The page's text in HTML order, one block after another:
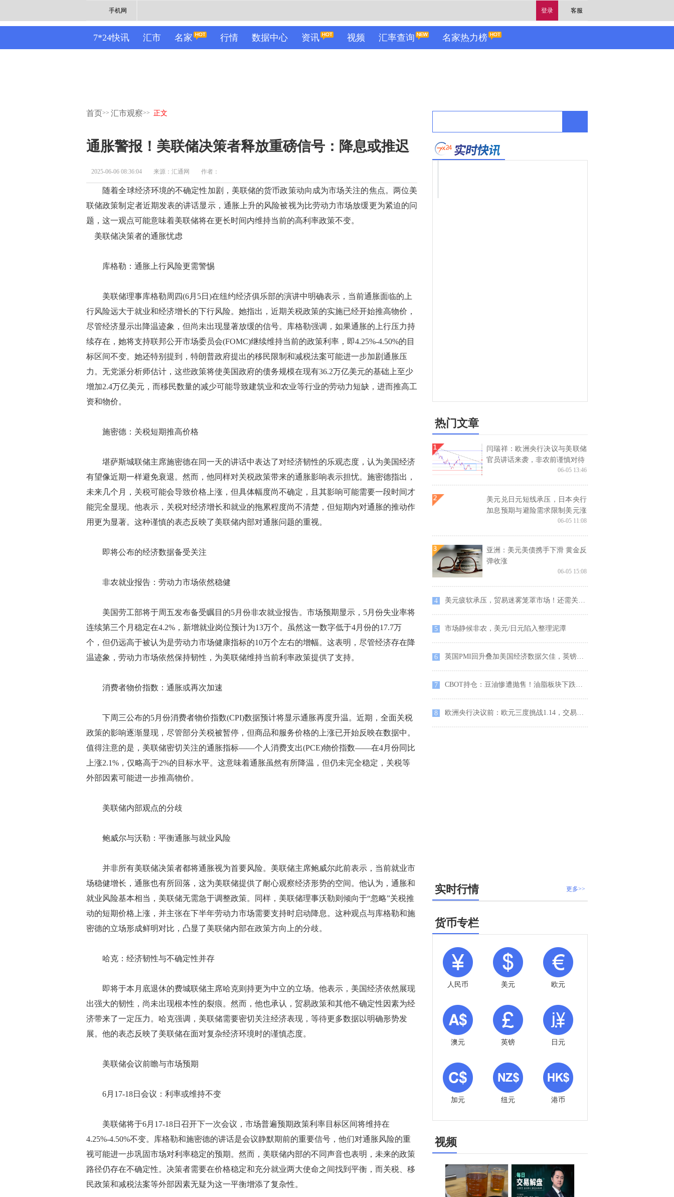
登录 客服
手机网
7*24快讯 汇市 名家 行情 数据中心 资讯 视频 汇率查询 名家热力榜
首页>> 汇市观察>> 正文
通胀警报！美联储决策者释放重磅信号：降息或推迟
2025-06-06 08:36:04 来源：汇通网 作者：
随着全球经济环境的不确定性加剧，美联储的货币政策动向成为市场关注的焦点。两位美
联储政策制定者近期发表的讲话显示，通胀上升的风险被视为比劳动力市场放缓更为紧迫的问
题，这一观点可能意味着美联储将在更长时间内维持当前的高利率政策不变。
美联储决策者的通胀忧虑
库格勒：通胀上行风险更需警惕
美联储理事库格勒周四(6月5日)在纽约经济俱乐部的演讲中明确表示，当前通胀面临的上
行风险远大于就业和经济增长的下行风险。她指出，近期关税政策的实施已经开始推高物价，
尽管经济显示出降温迹象，但尚未出现显著放缓的信号。库格勒强调，如果通胀的上行压力持
续存在，她将支持联邦公开市场委员会(FOMC)继续维持当前的政策利率，即4.25%-4.50%的目
标区间不变。她还特别提到，特朗普政府提出的移民限制和减税法案可能进一步加剧通胀压
力。无党派分析师估计，这些政策将使美国政府的债务规模在现有36.2万亿美元的基础上至少
增加2.4万亿美元，而移民数量的减少可能导致建筑业和农业等行业的劳动力短缺，进而推高工
资和物价。
施密德：关税短期推高价格
堪萨斯城联储主席施密德在同一天的讲话中表达了对经济韧性的乐观态度，认为美国经济
有望像近期一样避免衰退。然而，他同样对关税政策带来的通胀影响表示担忧。施密德指出，
未来几个月，关税可能会导致价格上涨，但具体幅度尚不确定，且其影响可能需要一段时间才
能完全显现。他表示，关税对经济增长和就业的拖累程度尚不清楚，但短期内对通胀的推动作
用更为显著。这种谨慎的表态反映了美联储内部对通胀问题的重视。
即将公布的经济数据备受关注
非农就业报告：劳动力市场依然稳健
美国劳工部将于周五发布备受瞩目的5月份非农就业报告。市场预期显示，5月份失业率将
连续第三个月稳定在4.2%，新增就业岗位预计为13万个。虽然这一数字低于4月份的17.7万
个，但仍远高于被认为是劳动力市场健康指标的10万个左右的增幅。这表明，尽管经济存在降
温迹象，劳动力市场依然保持韧性，为美联储维持当前利率政策提供了支持。
消费者物价指数：通胀或再次加速
下周三公布的5月份消费者物价指数(CPI)数据预计将显示通胀再度升温。近期，全面关税
政策的影响逐渐显现，尽管部分关税被暂停，但商品和服务价格的上涨已开始反映在数据中。
值得注意的是，美联储密切关注的通胀指标——个人消费支出(PCE)物价指数——在4月份同比
上涨2.1%，仅略高于2%的目标水平。这意味着通胀虽然有所降温，但仍未完全稳定，关税等
外部因素可能进一步推高物价。
美联储内部观点的分歧
鲍威尔与沃勒：平衡通胀与就业风险
并非所有美联储决策者都将通胀视为首要风险。美联储主席鲍威尔此前表示，当前就业市
场稳健增长，通胀也有所回落，这为美联储提供了耐心观察经济形势的空间。他认为，通胀和
就业风险基本相当，美联储无需急于调整政策。同样，美联储理事沃勒则倾向于“忽略”关税推
动的短期价格上涨，并主张在下半年劳动力市场需要支持时启动降息。这种观点与库格勒和施
密德的立场形成鲜明对比，凸显了美联储内部在政策方向上的分歧。
哈克：经济韧性与不确定性并存
即将于本月底退休的费城联储主席哈克则持更为中立的立场。他表示，美国经济依然展现
出强大的韧性，尚未出现根本性的裂痕。然而，他也承认，贸易政策和其他不确定性因素为经
济带来了一定压力。哈克强调，美联储需要密切关注经济表现，等待更多数据以明确形势发
展。他的表态反映了美联储在面对复杂经济环境时的谨慎态度。
美联储会议前瞻与市场预期
6月17-18日会议：利率或维持不变
美联储将于6月17-18日召开下一次会议，市场普遍预期政策利率目标区间将维持在
4.25%-4.50%不变。库格勒和施密德的讲话是会议静默期前的重要信号，他们对通胀风险的重
视可能进一步巩固市场对利率稳定的预期。然而，美联储内部的不同声音也表明，未来的政策
路径仍存在不确定性。决策者需要在价格稳定和充分就业两大使命之间找到平衡，而关税、移
民政策和减税法案等外部因素无疑为这一平衡增添了复杂性。
热门文章
闫瑞祥：欧洲央行决议与美联储
官员讲话来袭，非农前谨慎对待
06-05 13:46
美元兑日元短线承压，日本央行
加息预期与避险需求限制美元涨
06-05 11:08
亚洲：美元美债携手下滑 黄金反
弹收涨
06-05 15:08
4 美元疲软承压，贸易迷雾笼罩市场！还需关注欧银决议和非农
5 市场静候非农，美元/日元陷入整理泥潭
6 英国PMI回升叠加美国经济数据欠佳，英镑兑美元维持高位震荡
7 CBOT持仓：豆油惨遭抛售！油脂板块下跌趋势何时终结？
8 欧洲央行决议前：欧元三度挑战1.14，交易员关注今晚拉加德态度
更多>>
实时行情
货币专栏
人民币 美元 欧元
澳元 英镑 日元
加元 纽元 港币
视频